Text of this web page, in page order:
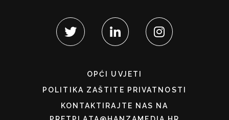
OPĆI UVJETI
POLITIKA ZAŠTITE PRIVATNOSTI
KONTAKTIRAJTE NAS NA